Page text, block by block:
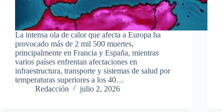
La intensa ola de calor que afecta a Europa ha
provocado más de 2 mil 500 muertes,
principalmente en Francia y España, mientras
varios países enfrentan afectaciones en
infraestructura, transporte y sistemas de salud por
temperaturas superiores a los 40…
Redacción
julio 2, 2026